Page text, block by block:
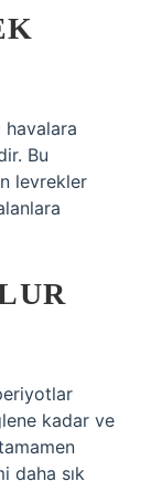
Bu
levrekler
kadar ve
daha sık